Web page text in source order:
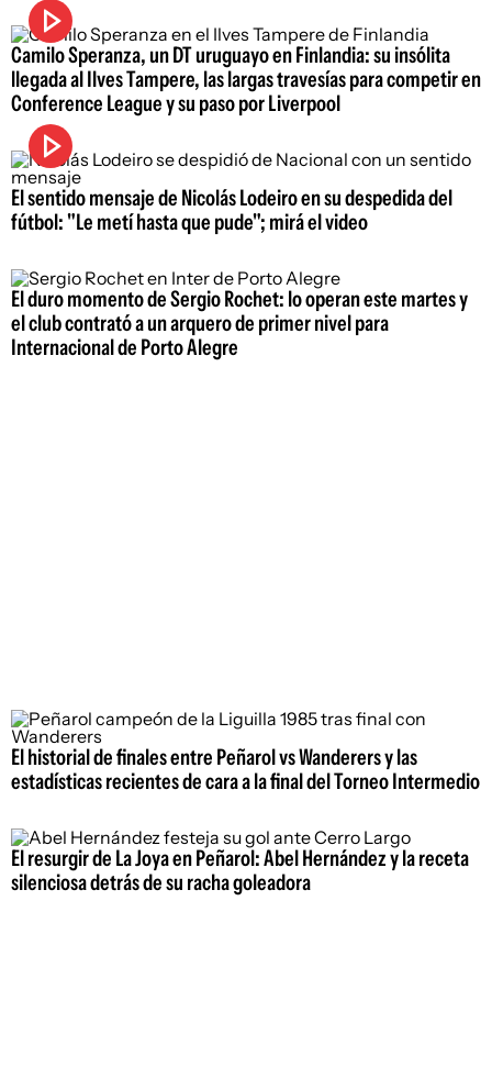
Camilo Speranza, un DT uruguayo en Finlandia: su insólita
llegada al Ilves Tampere, las largas travesías para competir en
Conference League y su paso por Liverpool
El sentido mensaje de Nicolás Lodeiro en su despedida del
fútbol: "Le metí hasta que pude"; mirá el video
El duro momento de Sergio Rochet: lo operan este martes y
el club contrató a un arquero de primer nivel para
Internacional de Porto Alegre
El historial de finales entre Peñarol vs Wanderers y las
estadísticas recientes de cara a la final del Torneo Intermedio
El resurgir de La Joya en Peñarol: Abel Hernández y la receta
silenciosa detrás de su racha goleadora